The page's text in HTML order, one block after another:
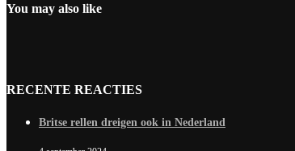
You may also like
RECENTE REACTIES
Britse rellen dreigen ook in Nederland